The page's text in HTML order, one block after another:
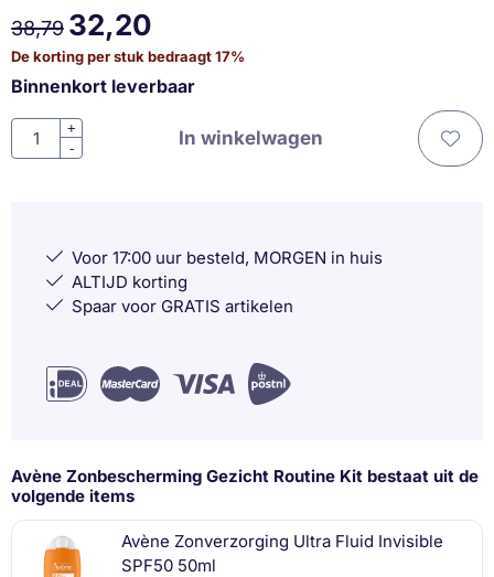
38,79 32,20
De korting per stuk bedraagt17%
Binnenkort leverbaar
Aantal
+
-
In winkelwagen
Voor 17:00 uur besteld, MORGEN in huis
ALTIJD korting
Spaar voor GRATIS artikelen
Avène Zonbescherming Gezicht Routine Kit bestaat uit de
volgende items
Avène Zonverzorging Ultra Fluid Invisible
SPF50 50ml